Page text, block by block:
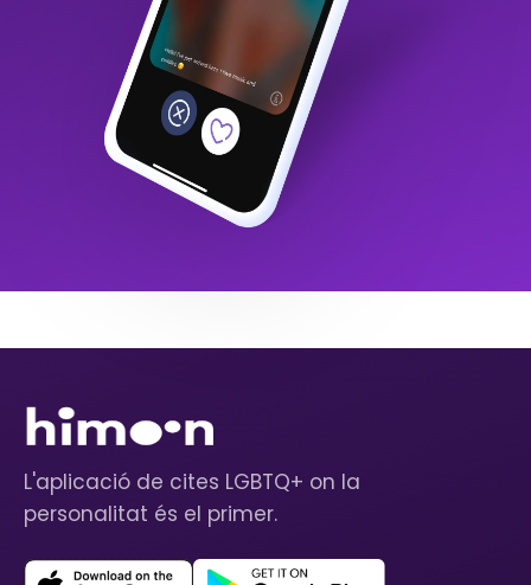
L'aplicació de cites LGBTQ+ on la
personalitat és el primer.